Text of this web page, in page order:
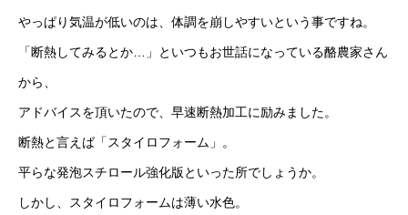
やっぱり気温が低いのは、体調を崩しやすいという事ですね。
「断熱してみるとか…」といつもお世話になっている酪農家さん
から、
アドバイスを頂いたので、早速断熱加工に励みました。
断熱と言えば「スタイロフォーム」。
平らな発泡スチロール強化版といった所でしょうか。
しかし、スタイロフォームは薄い水色。